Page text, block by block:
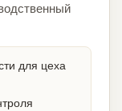
для цеха